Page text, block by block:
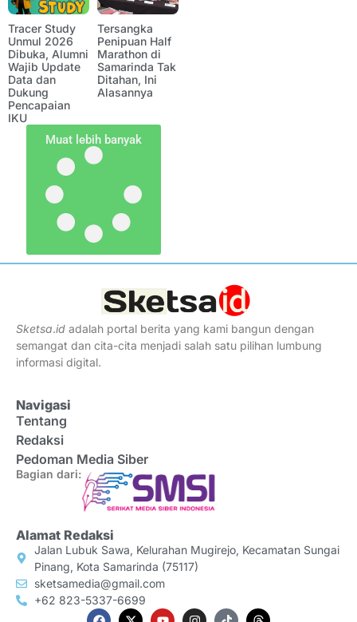
Tracer Study
Unmul 2026
Dibuka, Alumni
Wajib Update
Data dan
Dukung
Pencapaian
IKU
Tersangka
Penipuan Half
Marathon di
Samarinda Tak
Ditahan, Ini
Alasannya
Muat lebih banyak
Sketsa.id adalah portal berita yang kami bangun dengan
semangat dan cita-cita menjadi salah satu pilihan lumbung
informasi digital.
Navigasi
Tentang
Redaksi
Pedoman Media Siber
Bagian dari:
Alamat Redaksi
Jalan Lubuk Sawa, Kelurahan Mugirejo, Kecamatan Sungai
Pinang, Kota Samarinda (75117)
sketsamedia@gmail.com
+62 823-5337-6699